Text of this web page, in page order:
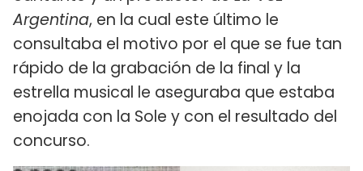
Argentina, en la cual este último le
consultaba el motivo por el que se fue tan
rápido de la grabación de la final y la
estrella musical le aseguraba que estaba
enojada con la Sole y con el resultado del
concurso.